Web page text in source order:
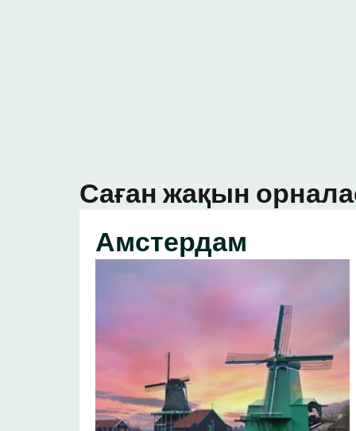
Саған жақын
Амстердам